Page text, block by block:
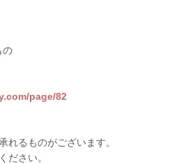
の
page/82
れるものがございます。
ださい。